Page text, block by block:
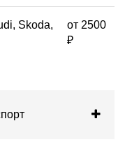
Skoda,
от 2500
₽